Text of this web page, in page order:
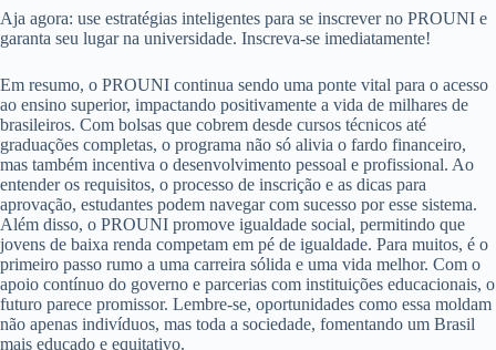
Aja agora: use estratégias inteligentes para se inscrever no PROUNI e
garanta seu lugar na universidade. Inscreva-se imediatamente!
Em resumo, o PROUNI continua sendo uma ponte vital para o acesso
ao ensino superior, impactando positivamente a vida de milhares de
brasileiros. Com bolsas que cobrem desde cursos técnicos até
graduações completas, o programa não só alivia o fardo financeiro,
mas também incentiva o desenvolvimento pessoal e profissional. Ao
entender os requisitos, o processo de inscrição e as dicas para
aprovação, estudantes podem navegar com sucesso por esse sistema.
Além disso, o PROUNI promove igualdade social, permitindo que
jovens de baixa renda competam em pé de igualdade. Para muitos, é o
primeiro passo rumo a uma carreira sólida e uma vida melhor. Com o
apoio contínuo do governo e parcerias com instituições educacionais, o
futuro parece promissor. Lembre-se, oportunidades como essa moldam
não apenas indivíduos, mas toda a sociedade, fomentando um Brasil
mais educado e equitativo.